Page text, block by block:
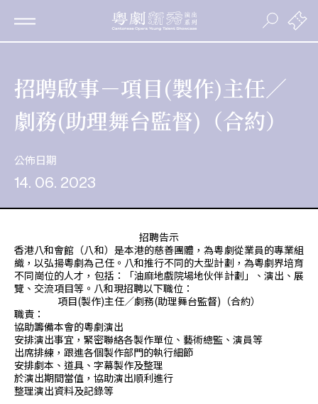
招聘啟事－項目(製作)主任／
劇務(助理舞台監督)（合約）
公佈日期
14. 06. 2023
招聘告示
香港八和會館（八和）是本港的慈善團體，為粵劇從業員的專業組
織，以弘揚粵劇為己任。八和推行不同的大型計劃，為粵劇界培育
不同崗位的人才，包括：「油麻地戲院場地伙伴計劃」、演出、展
覽、交流項目等。八和現招聘以下職位：
項目(製作)主任／劇務(助理舞台監督)（合約）
職責：
協助籌備本會的粵劇演出
安排演出事宜，緊密聯絡各製作單位、藝術總監、演員等
出席排練，跟進各個製作部門的執行細節
安排劇本、道具、字幕製作及整理
於演出期間當值，協助演出順利進行
整理演出資料及記錄等